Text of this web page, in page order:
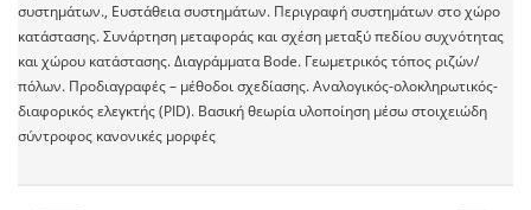
συστημάτων., Ευστάθεια συστημάτων. Περιγραφή συστημάτων στο χώρο
κατάστασης. Συνάρτηση μεταφοράς και σχέση μεταξύ πεδίου συχνότητας
και χώρου κατάστασης. Διαγράμματα Bode. Γεωμετρικός τόπος ριζών/
πόλων. Προδιαγραφές – μέθοδοι σχεδίασης. Αναλογικός-ολοκληρωτικός-
διαφορικός ελεγκτής (PID). Βασική θεωρία υλοποίηση μέσω στοιχειώδη
σύντροφος κανονικές μορφές